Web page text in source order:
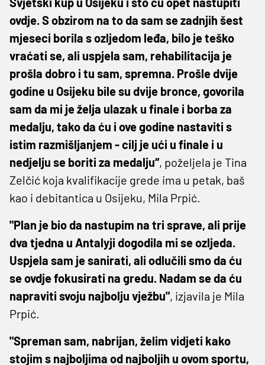
ovdje. S obzirom na to da sam se zadnjih šest
mjeseci borila s ozljedom leđa, bilo je teško
vraćati se, ali uspjela sam, rehabilitacija je
prošla dobro i tu sam, spremna. Prošle dvije
godine u Osijeku bile su dvije bronce, govorila
sam da mi je želja ulazak u finale i borba za
medalju, tako da ću i ove godine nastaviti s
istim razmišljanjem - cilj je ući u finale i u
nedjelju se boriti za medalju“, poželjela je Tina
Zelčić koja kvalifikacije grede ima u petak, baš
kao i debitantica u Osijeku, Mila Prpić.
"Plan je bio da nastupim na tri sprave, ali prije
dva tjedna u Antalyji dogodila mi se ozljeda.
Uspjela sam je sanirati, ali odlučili smo da ću
se ovdje fokusirati na gredu. Nadam se da ću
napraviti svoju najbolju vježbu", izjavila je Mila
Prpić.
"Spreman sam, nabrijan, želim vidjeti kako
stojim s najboljima od najboljih u ovom sportu,